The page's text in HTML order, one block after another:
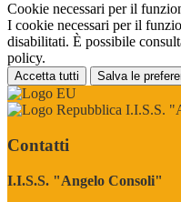
Cookie necessari per il
I cookie necessari per il
disabilitati. È possibile
policy.
Accetta tutti Salva le
I.I.S.S.
Contatti
I.I.S.S. "Angelo Consoli"